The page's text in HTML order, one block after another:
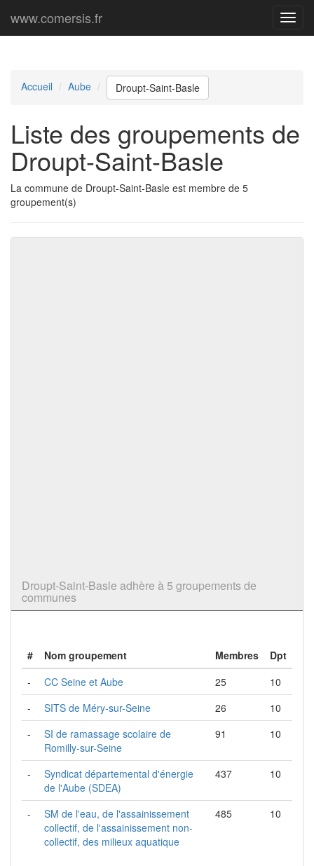
Menu
www.comersis.fr
Accueil Aube Droupt-Saint-Basle
Liste des groupements de
Droupt-Saint-Basle
La commune de Droupt-Saint-Basle est membre de 5
groupement(s)
Droupt-Saint-Basle adhère à 5 groupements de
communes
# Nom groupement Membres
Dpt
-
CC Seine et Aube 25
10
-
SITS de Méry-sur-Seine 26
10
-
SI de ramassage scolaire de
Romilly-sur-Seine
91 10
-
Syndicat départemental d'énergie
de l'Aube (SDEA)
437 10
-
SM de l'eau, de l'assainissement
collectif, de l'assainissement non-
collectif, des milieux aquatique
485 10